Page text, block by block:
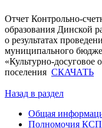
Отчет Контрольно-
образования
о результатах
муниципального
«Культурно-досуговое
поселения СКАЧАТЬ
Назад в раздел
Общая
Полномочия КСП